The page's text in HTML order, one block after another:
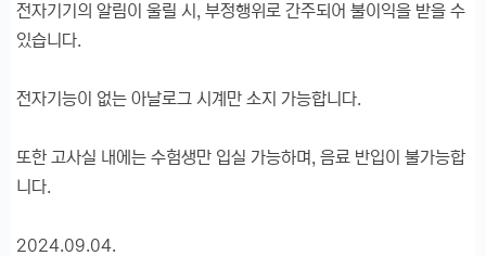
전자기기의 알림이 울릴 시, 부정행위로 간주되어 불이익을 받을 수
있습니다.
전자기능이 없는 아날로그 시계만 소지 가능합니다.
또한 고사실 내에는 수험생만 입실 가능하며, 음료 반입이 불가능합
니다.
2024.09.04.